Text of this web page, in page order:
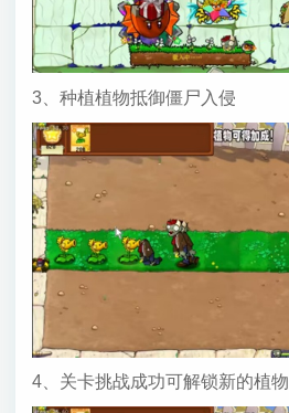
3、种植植物抵御僵尸入侵
4、关卡挑战成功可解锁新的植物